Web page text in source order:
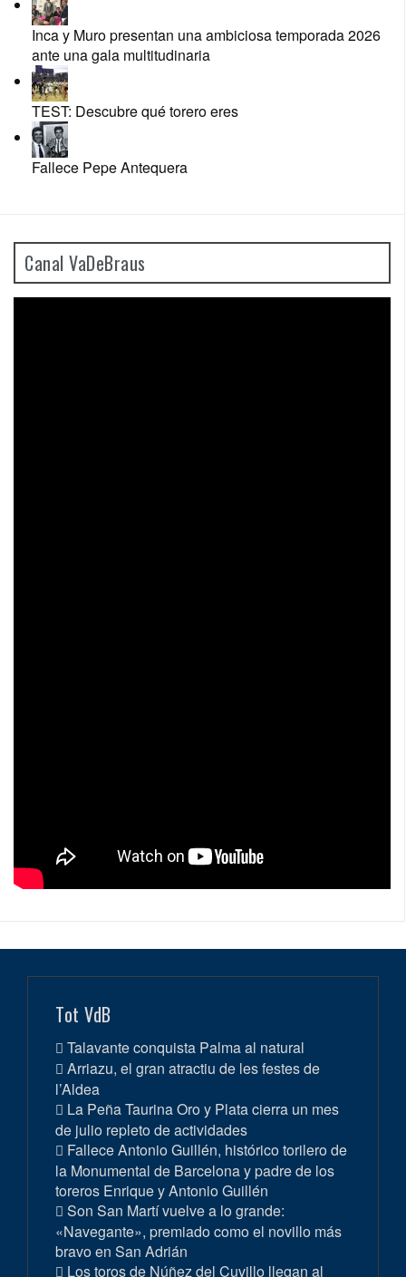
Inca y Muro presentan una ambiciosa temporada 2026
ante una gala multitudinaria
TEST: Descubre qué torero eres
Fallece Pepe Antequera
Canal VaDeBraus
Tot VdB
Talavante conquista Palma al natural
Arriazu, el gran atractiu de les festes de
l’Aldea
La Peña Taurina Oro y Plata cierra un mes
de julio repleto de actividades
Fallece Antonio Guillén, histórico torilero de
la Monumental de Barcelona y padre de los
toreros Enrique y Antonio Guillén
Son San Martí vuelve a lo grande:
«Navegante», premiado como el novillo más
bravo en San Adrián
Los toros de Núñez del Cuvillo llegan al